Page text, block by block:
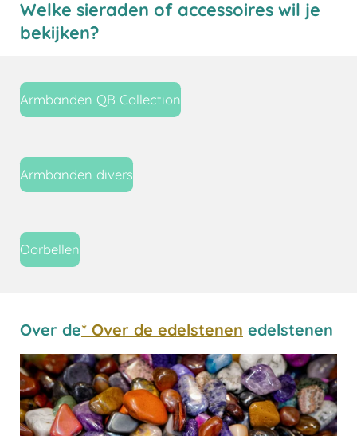
Welke sieraden of accessoires wil je
bekijken?
Armbanden QB Collection
Armbanden divers
Oorbellen
Over de* Over de edelstenen edelstenen